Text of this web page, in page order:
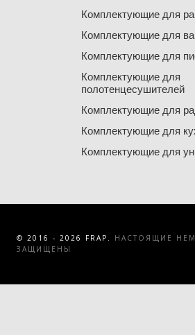
Комплектующие для
Комплектующие для
Комплектующие для
Комплектующие для
полотенцесушителей
Комплектующие для
Комплектующие для
Комплектующие для
© 2016 - 2026 FRAP.
НАСТОЯЩИЕ
ЗАЩИЩЕНЫ